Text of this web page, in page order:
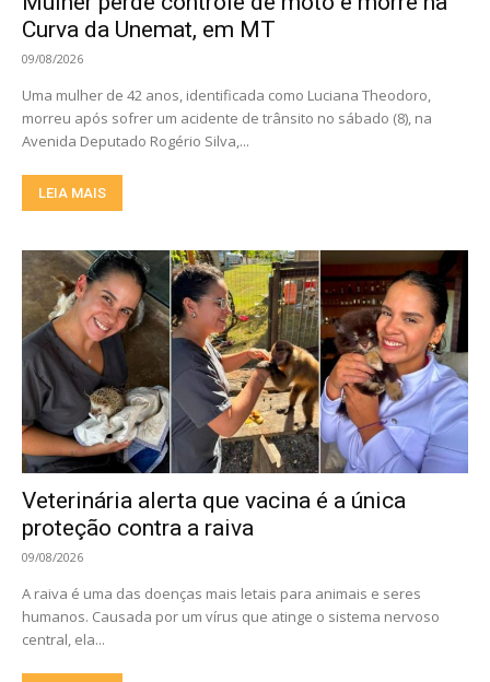
Curva da Unemat, em MT
09/08/2026
Uma mulher de 42 anos, identificada como Luciana Theodoro,
morreu após sofrer um acidente de trânsito no sábado (8), na
Avenida Deputado Rogério Silva,...
LEIA MAIS
Veterinária alerta que vacina é a única
proteção contra a raiva
09/08/2026
A raiva é uma das doenças mais letais para animais e seres
humanos. Causada por um vírus que atinge o sistema nervoso
central, ela...